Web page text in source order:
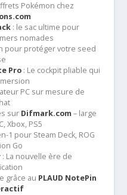
Pokémon chez
: le sac ultime pour
nomades
pour protéger votre seed
Pro: Le cockpit pliable qui
PC sur mesure de
sur Difmark.com – large
Xbox, PS5
1 pour Steam Deck, ROG
Go
: La nouvelle ère de
grâce au PLAUD NotePin